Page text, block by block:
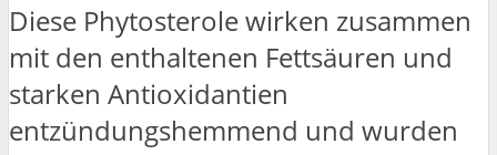
Diese Phytosterole wirken zusammen
mit den enthaltenen Fettsäuren und
starken Antioxidantien
entzündungshemmend und wurden